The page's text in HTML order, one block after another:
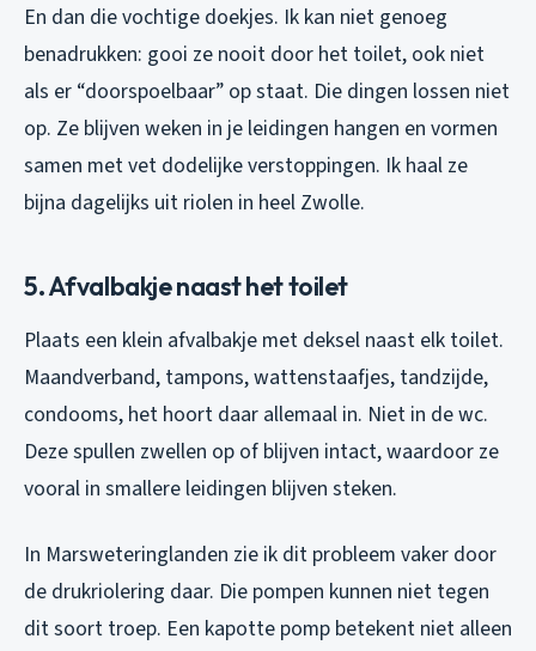
En dan die vochtige doekjes. Ik kan niet genoeg
benadrukken: gooi ze nooit door het toilet, ook niet
als er “doorspoelbaar” op staat. Die dingen lossen niet
op. Ze blijven weken in je leidingen hangen en vormen
samen met vet dodelijke verstoppingen. Ik haal ze
bijna dagelijks uit riolen in heel Zwolle.
5. Afvalbakje naast het toilet
Plaats een klein afvalbakje met deksel naast elk toilet.
Maandverband, tampons, wattenstaafjes, tandzijde,
condooms, het hoort daar allemaal in. Niet in de wc.
Deze spullen zwellen op of blijven intact, waardoor ze
vooral in smallere leidingen blijven steken.
In Marsweteringlanden zie ik dit probleem vaker door
de drukriolering daar. Die pompen kunnen niet tegen
dit soort troep. Een kapotte pomp betekent niet alleen